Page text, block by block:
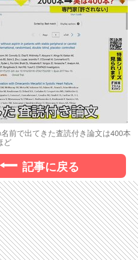
前で出てきた査読付き論文は400本
ど
記事に戻る